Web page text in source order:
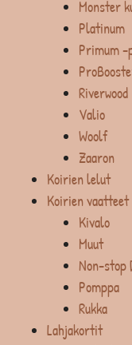
Monster
Platinum
Primum -
Riverwood
Valio
Woolf
Zaaron
Koirien lelut
Koirien vaatteet
Kivalo
Muut
Non-stop
Pomppa
Rukka
Lahjakortit